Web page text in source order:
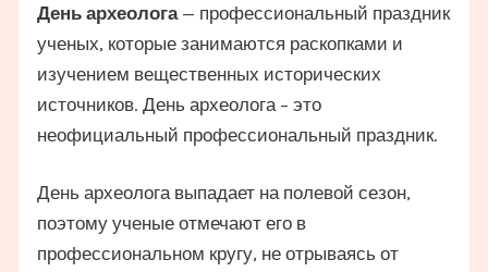
День археолога— профессиональный праздник
ученых, которые занимаются раскопками и
изучением вещественных исторических
источников. День археолога – это
неофициальный профессиональный праздник.
День археолога выпадает на полевой сезон,
поэтому ученые отмечают его в
профессиональном кругу, не отрываясь от